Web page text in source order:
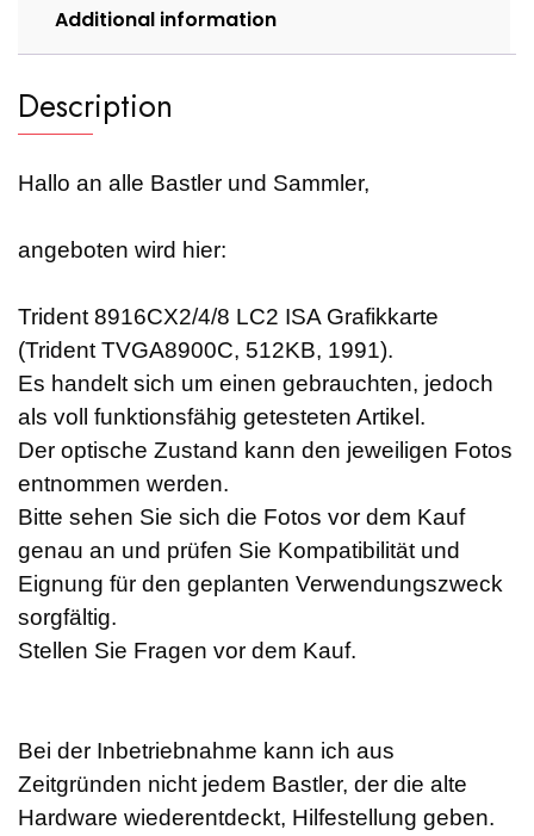
Additional information
Description
Hallo an alle Bastler und Sammler,
angeboten wird hier:
Trident 8916CX2/4/8 LC2 ISA Grafikkarte
(Trident TVGA8900C, 512KB, 1991).
Es handelt sich um einen gebrauchten, jedoch
als voll funktionsfähig getesteten Artikel.
Der optische Zustand kann den jeweiligen Fotos
entnommen werden.
Bitte sehen Sie sich die Fotos vor dem Kauf
genau an und prüfen Sie Kompatibilität und
Eignung für den geplanten Verwendungszweck
sorgfältig.
Stellen Sie Fragen vor dem Kauf.
Bei der Inbetriebnahme kann ich aus
Zeitgründen nicht jedem Bastler, der die alte
Hardware wiederentdeckt, Hilfestellung geben.